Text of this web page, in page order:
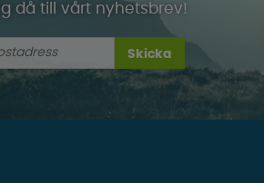
då till vårt nyhetsbrev!
Skicka